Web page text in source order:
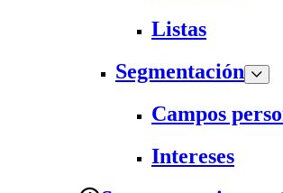
Listas
Segmentación
Campos
Intereses